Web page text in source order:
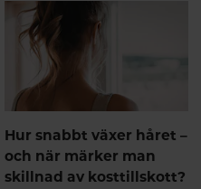
byggstenar över tid. Varför välja
ett multikollagen? Ett
multikollagen kombinerar
kollagen från flera naturliga källor
och innehåller kollagen typ I, II
och III. Eftersom kollagenet är
hydrolyserat bryts det ner till
mindre peptider som kroppen
Kombinationen av flera
kollagenkällor ger dessutom en
produkt som kombinerar flera
typer av kollagen kan erbjuda
bredare stöd än ett enskilt
kollagen. För den som vill
bibehålla rörlighet, styrka och en
aktiv livsstil kan valet av kollagen
därför spela stor roll.
Hur snabbt växer håret –
och när märker man
skillnad av kosttillskott?